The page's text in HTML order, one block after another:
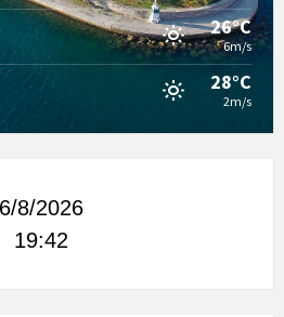
26°C
6m/s
28°C
2m/s
6/8/2026
19:42